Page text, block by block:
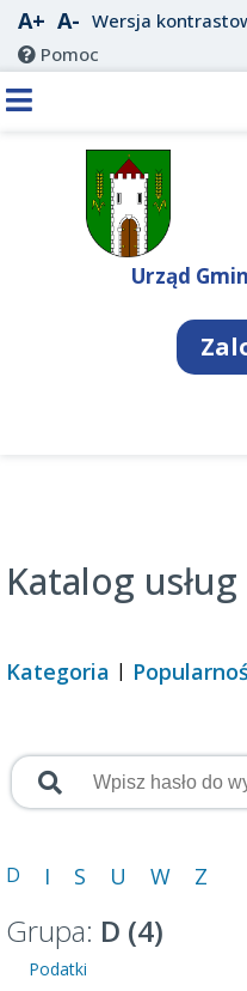
A+ A- Wersja
Pomoc
Urząd
Katalog
Kategoria
D I S U W Z
Grupa: D (4)
Podatki